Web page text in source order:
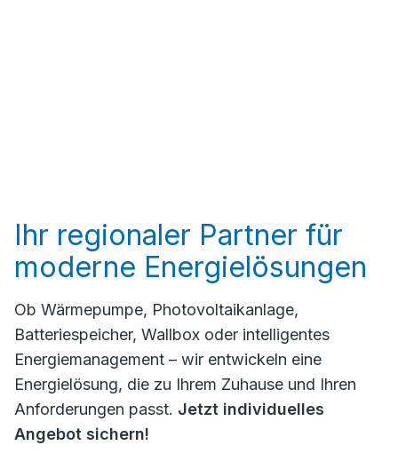
Ihr regionaler Partner für
moderne Energielösungen
Ob Wärmepumpe, Photovoltaikanlage,
Batteriespeicher, Wallbox oder intelligentes
Energiemanagement – wir entwickeln eine
Energielösung, die zu Ihrem Zuhause und Ihren
Anforderungen passt. Jetzt individuelles
Angebot sichern!